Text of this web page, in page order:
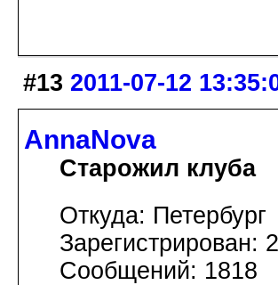
#13 2011-07-12
AnnaNova
Старожил клуба
Откуда: Петербург
Зарегистрирован:
Сообщений: 1818